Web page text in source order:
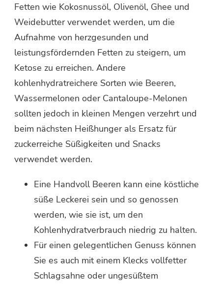
Fetten wie Kokosnussöl, Olivenöl, Ghee und
Weidebutter verwendet werden, um die
Aufnahme von herzgesunden und
leistungsfördernden Fetten zu steigern, um
Ketose zu erreichen. Andere
kohlenhydratreichere Sorten wie Beeren,
Wassermelonen oder Cantaloupe-Melonen
sollten jedoch in kleinen Mengen verzehrt und
beim nächsten Heißhunger als Ersatz für
zuckerreiche Süßigkeiten und Snacks
verwendet werden.
Eine Handvoll Beeren kann eine köstliche
süße Leckerei sein und so genossen
werden, wie sie ist, um den
Kohlenhydratverbrauch niedrig zu halten.
Für einen gelegentlichen Genuss können
Sie es auch mit einem Klecks vollfetter
Schlagsahne oder ungesüßtem